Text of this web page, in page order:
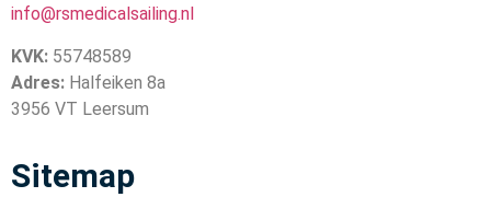
info@rsmedicalsailing.nl
KVK: 55748589
Adres: Halfeiken 8a
3956 VT Leersum
Sitemap